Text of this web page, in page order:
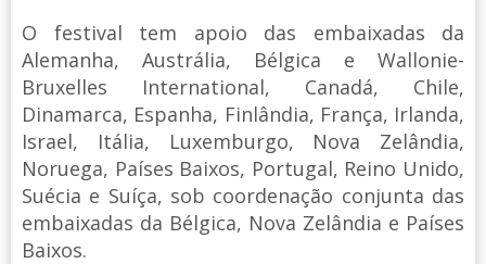
O festival tem apoio das embaixadas da
Alemanha, Austrália, Bélgica e Wallonie-
Bruxelles International, Canadá, Chile,
Dinamarca, Espanha, Finlândia, França, Irlanda,
Israel, Itália, Luxemburgo, Nova Zelândia,
Noruega, Países Baixos, Portugal, Reino Unido,
Suécia e Suíça, sob coordenação conjunta das
embaixadas da Bélgica, Nova Zelândia e Países
Baixos.